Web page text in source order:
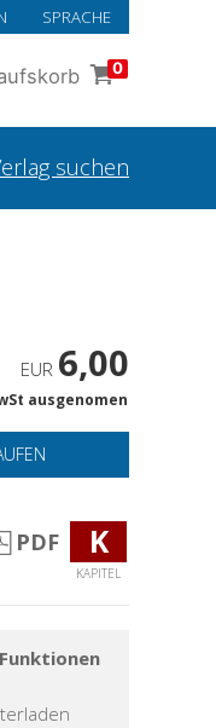
SPRACHE
0
suchen
EUR 6,00
ausgenomen
PDF K
KAPITEL